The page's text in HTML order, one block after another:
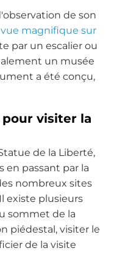
de son
vue magnifique sur
par un escalier ou
un musée
a été conçu,
visiter la
de la Liberté,
en passant par la
nombreux sites
existe plusieurs
sommet de la
piédestal, visiter le
de la visite